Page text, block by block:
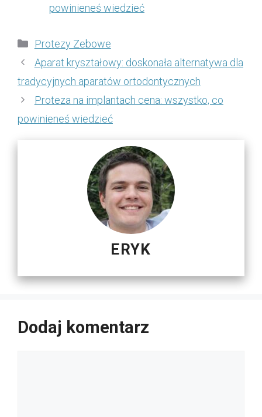
powinieneś wiedzieć
Kategorie
Protezy Zebowe
Aparat kryształowy: doskonała alternatywa dla
tradycyjnych aparatów ortodontycznych
Proteza na implantach cena: wszystko, co
powinieneś wiedzieć
ERYK
Dodaj komentarz